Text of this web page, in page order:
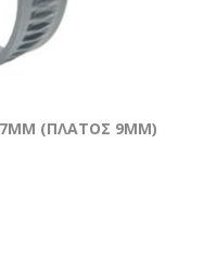
(ΠΛΑΤΟΣ 9MM)